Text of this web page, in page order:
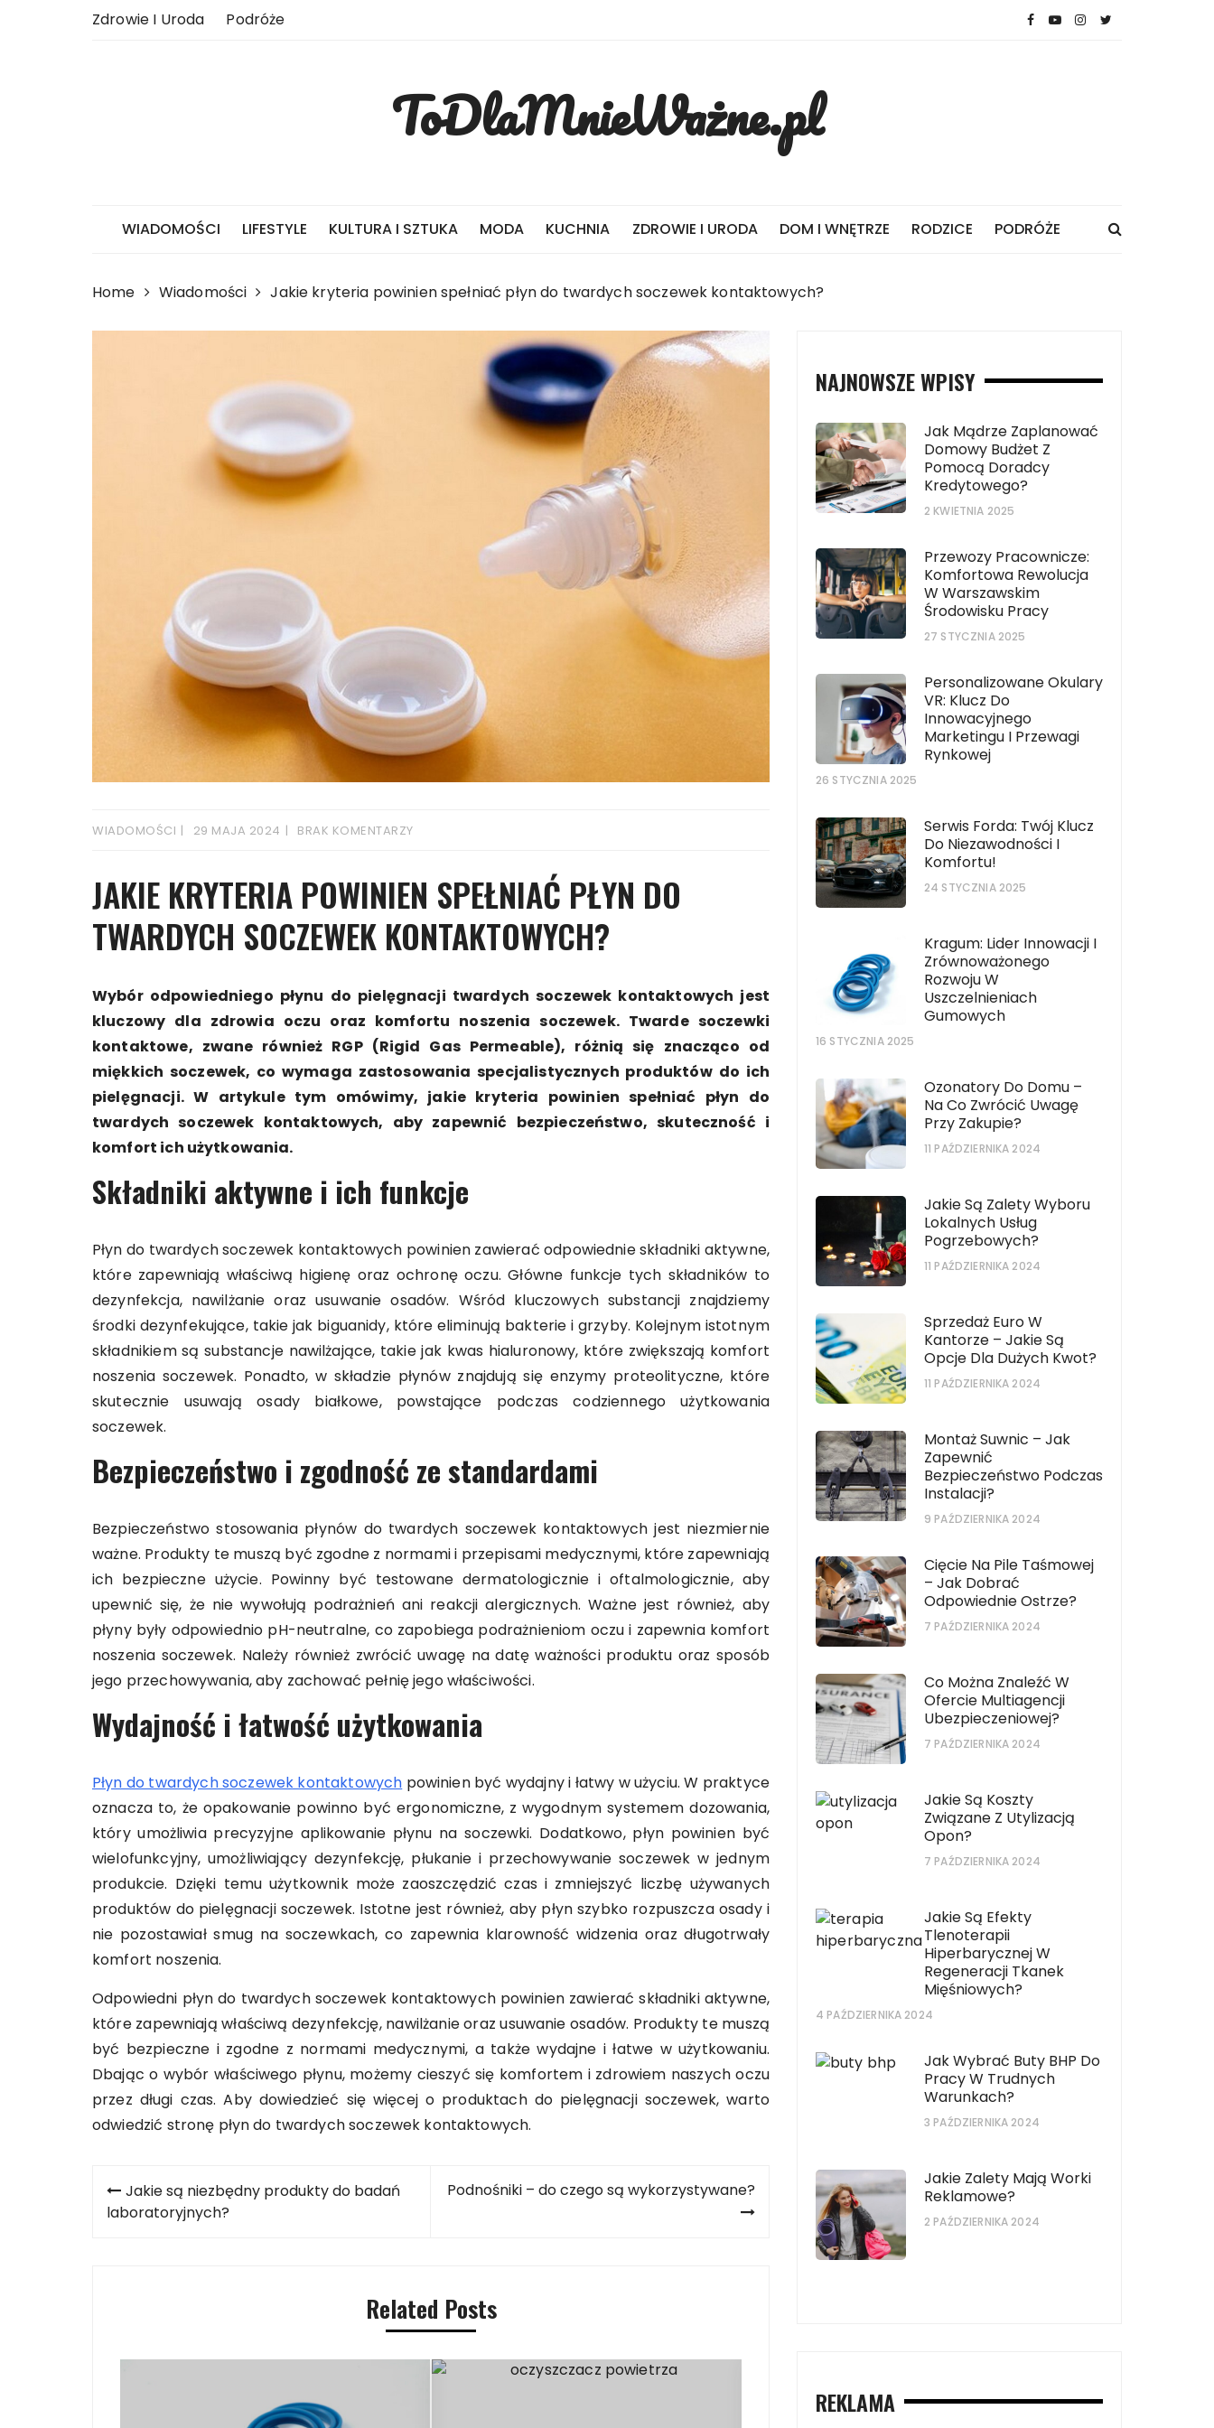
Zdrowie I Uroda Podróże
ToDlaMnieWażne.pl
WIADOMOŚCI LIFESTYLE KULTURA I SZTUKA MODA KUCHNIA ZDROWIE I URODA DOM I WNĘTRZE RODZICE PODRÓŻE
Home Wiadomości Jakie kryteria powinien spełniać płyn do twardych soczewek kontaktowych?
WIADOMOŚCI 29 MAJA 2024 BRAK KOMENTARZY
JAKIE KRYTERIA POWINIEN SPEŁNIAĆ PŁYN DO
TWARDYCH SOCZEWEK KONTAKTOWYCH?
Wybór odpowiedniego płynu do pielęgnacji twardych soczewek kontaktowych jest
kluczowy dla zdrowia oczu oraz komfortu noszenia soczewek. Twarde soczewki
kontaktowe, zwane również RGP (Rigid Gas Permeable), różnią się znacząco od
miękkich soczewek, co wymaga zastosowania specjalistycznych produktów do ich
pielęgnacji. W artykule tym omówimy, jakie kryteria powinien spełniać płyn do
twardych soczewek kontaktowych, aby zapewnić bezpieczeństwo, skuteczność i
komfort ich użytkowania.
Składniki aktywne i ich funkcje
Płyn do twardych soczewek kontaktowych powinien zawierać odpowiednie składniki aktywne,
które zapewniają właściwą higienę oraz ochronę oczu. Główne funkcje tych składników to
dezynfekcja, nawilżanie oraz usuwanie osadów. Wśród kluczowych substancji znajdziemy
środki dezynfekujące, takie jak biguanidy, które eliminują bakterie i grzyby. Kolejnym istotnym
składnikiem są substancje nawilżające, takie jak kwas hialuronowy, które zwiększają komfort
noszenia soczewek. Ponadto, w składzie płynów znajdują się enzymy proteolityczne, które
skutecznie usuwają osady białkowe, powstające podczas codziennego użytkowania
soczewek.
Bezpieczeństwo i zgodność ze standardami
Bezpieczeństwo stosowania płynów do twardych soczewek kontaktowych jest niezmiernie
ważne. Produkty te muszą być zgodne z normami i przepisami medycznymi, które zapewniają
ich bezpieczne użycie. Powinny być testowane dermatologicznie i oftalmologicznie, aby
upewnić się, że nie wywołują podrażnień ani reakcji alergicznych. Ważne jest również, aby
płyny były odpowiednio pH-neutralne, co zapobiega podrażnieniom oczu i zapewnia komfort
noszenia soczewek. Należy również zwrócić uwagę na datę ważności produktu oraz sposób
jego przechowywania, aby zachować pełnię jego właściwości.
Wydajność i łatwość użytkowania
Płyn do twardych soczewek kontaktowych powinien być wydajny i łatwy w użyciu. W praktyce
oznacza to, że opakowanie powinno być ergonomiczne, z wygodnym systemem dozowania,
który umożliwia precyzyjne aplikowanie płynu na soczewki. Dodatkowo, płyn powinien być
wielofunkcyjny, umożliwiający dezynfekcję, płukanie i przechowywanie soczewek w jednym
produkcie. Dzięki temu użytkownik może zaoszczędzić czas i zmniejszyć liczbę używanych
produktów do pielęgnacji soczewek. Istotne jest również, aby płyn szybko rozpuszcza osady i
nie pozostawiał smug na soczewkach, co zapewnia klarowność widzenia oraz długotrwały
komfort noszenia.
Odpowiedni płyn do twardych soczewek kontaktowych powinien zawierać składniki aktywne,
które zapewniają właściwą dezynfekcję, nawilżanie oraz usuwanie osadów. Produkty te muszą
być bezpieczne i zgodne z normami medycznymi, a także wydajne i łatwe w użytkowaniu.
Dbając o wybór właściwego płynu, możemy cieszyć się komfortem i zdrowiem naszych oczu
przez długi czas. Aby dowiedzieć się więcej o produktach do pielęgnacji soczewek, warto
odwiedzić stronę płyn do twardych soczewek kontaktowych.
Nawigacja
wpisu
Jakie są niezbędny produkty do badań
laboratoryjnych?
Podnośniki – do czego są wykorzystywane?
Related Posts
NAJNOWSZE WPISY
Jak Mądrze Zaplanować
Domowy Budżet Z
Pomocą Doradcy
Kredytowego?
2 KWIETNIA 2025
Przewozy Pracownicze:
Komfortowa Rewolucja
W Warszawskim
Środowisku Pracy
27 STYCZNIA 2025
Personalizowane Okulary
VR: Klucz Do
Innowacyjnego
Marketingu I Przewagi
Rynkowej
26 STYCZNIA 2025
Serwis Forda: Twój Klucz
Do Niezawodności I
Komfortu!
24 STYCZNIA 2025
Kragum: Lider Innowacji I
Zrównoważonego
Rozwoju W
Uszczelnieniach
Gumowych
16 STYCZNIA 2025
Ozonatory Do Domu –
Na Co Zwrócić Uwagę
Przy Zakupie?
11 PAŹDZIERNIKA 2024
Jakie Są Zalety Wyboru
Lokalnych Usług
Pogrzebowych?
11 PAŹDZIERNIKA 2024
Sprzedaż Euro W
Kantorze – Jakie Są
Opcje Dla Dużych Kwot?
11 PAŹDZIERNIKA 2024
Montaż Suwnic – Jak
Zapewnić
Bezpieczeństwo Podczas
Instalacji?
9 PAŹDZIERNIKA 2024
Cięcie Na Pile Taśmowej
– Jak Dobrać
Odpowiednie Ostrze?
7 PAŹDZIERNIKA 2024
Co Można Znaleźć W
Ofercie Multiagencji
Ubezpieczeniowej?
7 PAŹDZIERNIKA 2024
Jakie Są Koszty
Związane Z Utylizacją
Opon?
7 PAŹDZIERNIKA 2024
Jakie Są Efekty
Tlenoterapii
Hiperbarycznej W
Regeneracji Tkanek
Mięśniowych?
4 PAŹDZIERNIKA 2024
Jak Wybrać Buty BHP Do
Pracy W Trudnych
Warunkach?
3 PAŹDZIERNIKA 2024
Jakie Zalety Mają Worki
Reklamowe?
2 PAŹDZIERNIKA 2024
REKLAMA